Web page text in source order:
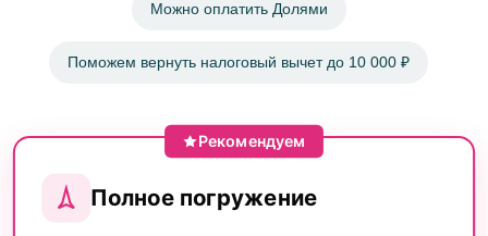
Можно оплатить Долями
Поможем вернуть налоговый вычет до 10 000 ₽
Рекомендуем
Полное погружение